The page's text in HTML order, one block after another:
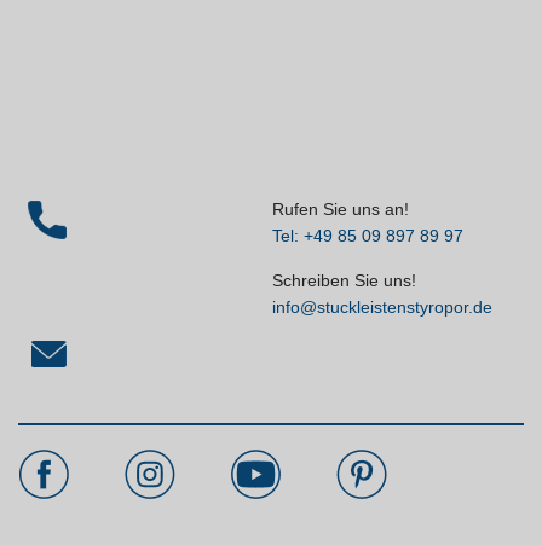
Rufen Sie uns an!
Tel: +49 85 09 897 89 97
Schreiben Sie uns!
info@stuckleistenstyropor.de